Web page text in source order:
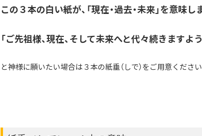
この３本の白い紙が、「現在・過去・未来」を意味し
「ご先祖様、現在、そして未来へと代々続きますよ
と神様に願いたい場合は３本の紙垂（しで）をご用意くださ